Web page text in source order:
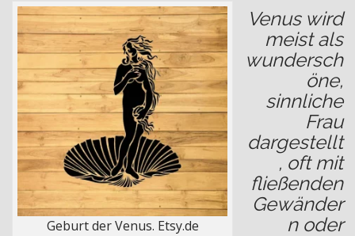
Geburt der Venus. Etsy.de
Venus wird
meist als
wundersch
öne,
sinnliche
Frau
dargestellt
, oft mit
fließenden
Gewänder
n oder